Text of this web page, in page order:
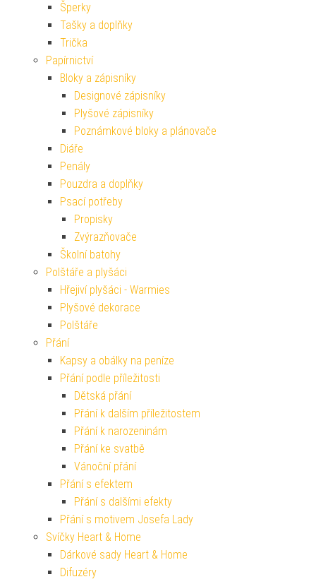
Šperky
Tašky a doplňky
Trička
Papírnictví
Bloky a zápisníky
Designové zápisníky
Plyšové zápisníky
Poznámkové bloky a plánovače
Diáře
Penály
Pouzdra a doplňky
Psací potřeby
Propisky
Zvýrazňovače
Školní batohy
Polštáře a plyšáci
Hřejiví plyšáci - Warmies
Plyšové dekorace
Polštáře
Přání
Kapsy a obálky na peníze
Přání podle příležitosti
Dětská přání
Přání k dalším příležitostem
Přání k narozeninám
Přání ke svatbě
Vánoční přání
Přání s efektem
Přání s dalšími efekty
Přání s motivem Josefa Lady
Svíčky Heart & Home
Dárkové sady Heart & Home
Difuzéry